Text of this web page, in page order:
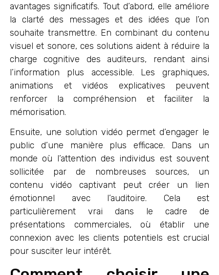
avantages significatifs. Tout d’abord, elle améliore
la clarté des messages et des idées que l’on
souhaite transmettre. En combinant du contenu
visuel et sonore, ces solutions aident à réduire la
charge cognitive des auditeurs, rendant ainsi
l’information plus accessible. Les graphiques,
animations et vidéos explicatives peuvent
renforcer la compréhension et faciliter la
mémorisation.
Ensuite, une solution vidéo permet d’engager le
public d’une manière plus efficace. Dans un
monde où l’attention des individus est souvent
sollicitée par de nombreuses sources, un
contenu vidéo captivant peut créer un lien
émotionnel avec l’auditoire. Cela est
particulièrement vrai dans le cadre de
présentations commerciales, où établir une
connexion avec les clients potentiels est crucial
pour susciter leur intérêt.